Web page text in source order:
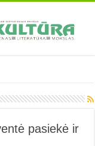
pasiekė ir